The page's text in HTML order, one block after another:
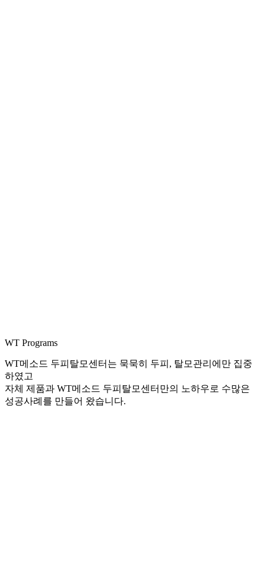
WT Programs
WT메소드 두피탈모센터는 묵묵히 두피, 탈모관리에만 집중
하였고
자체 제품과 WT메소드 두피탈모센터만의 노하우로 수많은
성공사례를 만들어 왔습니다.